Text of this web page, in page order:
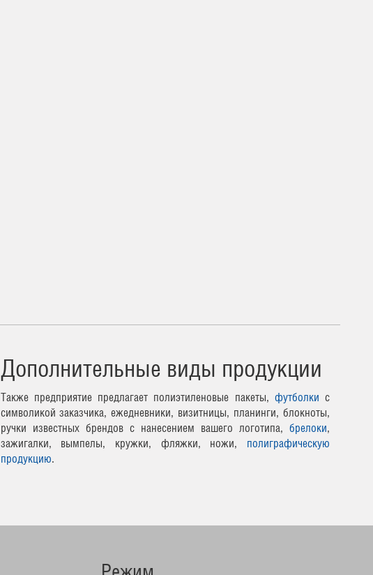
Дополнительные виды продукции
Также предприятие предлагает полиэтиленовые пакеты, футболки с
символикой заказчика, ежедневники, визитницы, планинги, блокноты,
ручки известных брендов с нанесением вашего логотипа, брелоки,
зажигалки, вымпелы, кружки, фляжки, ножи, полиграфическую
продукцию.